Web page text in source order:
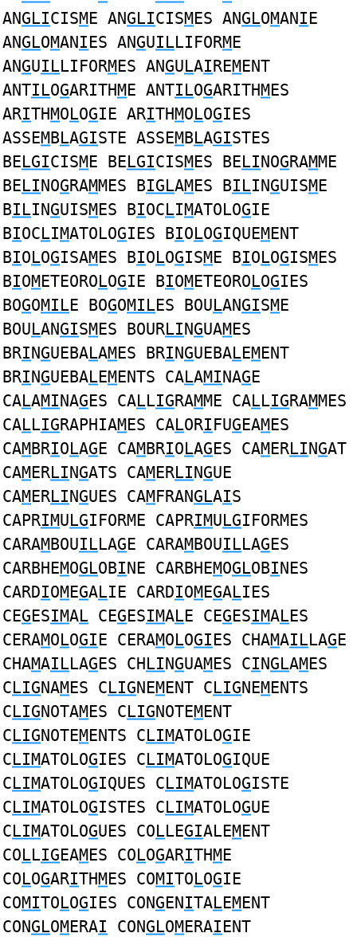
ANGLICISME ANGLICISMES ANGLOMANIE
ANGLOMANIES ANGUILLIFORME
ANGUILLIFORMES ANGULAIREMENT
ANTILOGARITHME ANTILOGARITHMES
ARITHMOLOGIE ARITHMOLOGIES
ASSEMBLAGISTE ASSEMBLAGISTES
BELGICISME BELGICISMES BELINOGRAMME
BELINOGRAMMES BIGLAMES BILINGUISME
BILINGUISMES BIOCLIMATOLOGIE
BIOCLIMATOLOGIES BIOLOGIQUEMENT
BIOLOGISAMES BIOLOGISME BIOLOGISMES
BIOMETEOROLOGIE BIOMETEOROLOGIES
BOGOMILE BOGOMILES BOULANGISME
BOULANGISMES BOURLINGUAMES
BRINGUEBALAMES BRINGUEBALEMENT
BRINGUEBALEMENTS CALAMINAGE
CALAMINAGES CALLIGRAMME CALLIGRAMMES
CALLIGRAPHIAMES CALORIFUGEAMES
CAMBRIOLAGE CAMBRIOLAGES CAMERLINGAT
CAMERLINGATS CAMERLINGUE
CAMERLINGUES CAMFRANGLAIS
CAPRIMULGIFORME CAPRIMULGIFORMES
CARAMBOUILLAGE CARAMBOUILLAGES
CARBHEMOGLOBINE CARBHEMOGLOBINES
CARDIOMEGALIE CARDIOMEGALIES
CEGESIMAL CEGESIMALE CEGESIMALES
CERAMOLOGIE CERAMOLOGIES CHAMAILLAGE
CHAMAILLAGES CHLINGUAMES CINGLAMES
CLIGNAMES CLIGNEMENT CLIGNEMENTS
CLIGNOTAMES CLIGNOTEMENT
CLIGNOTEMENTS CLIMATOLOGIE
CLIMATOLOGIES CLIMATOLOGIQUE
CLIMATOLOGIQUES CLIMATOLOGISTE
CLIMATOLOGISTES CLIMATOLOGUE
CLIMATOLOGUES COLLEGIALEMENT
COLLIGEAMES COLOGARITHME
COLOGARITHMES COMITOLOGIE
COMITOLOGIES CONGENITALEMENT
CONGLOMERAI CONGLOMERAIENT